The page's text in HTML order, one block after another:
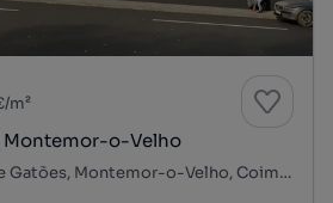
m²
Montemor-o-Velho
Montemor-o-Velho e Gatões, Montemor-o-Velho, Coimbra